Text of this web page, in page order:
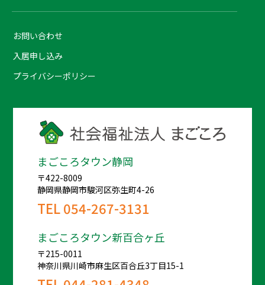
お問い合わせ
入居申し込み
プライバシーポリシー
まごころタウン静岡
〒422-8009
静岡県静岡市駿河区弥生町4-26
TEL054-267-3131
まごころタウン新百合ヶ丘
〒215-0011
神奈川県川崎市麻生区百合丘3丁目15-1